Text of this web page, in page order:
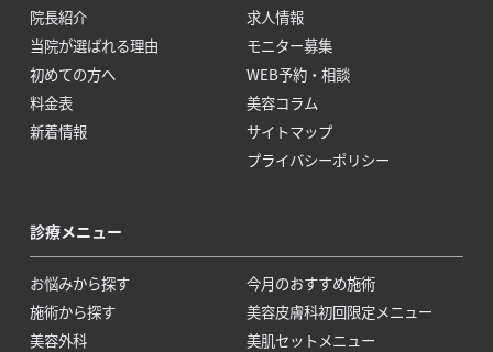
院長紹介
当院が選ばれる理由
初めての方へ
料金表
新着情報
求人情報
モニター募集
WEB予約・相談
美容コラム
サイトマップ
プライバシーポリシー
診療メニュー
お悩みから探す
施術から探す
美容外科
今月のおすすめ施術
美容皮膚科初回限定メニュー
美肌セットメニュー